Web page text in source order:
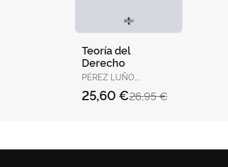
Teoría del
Derecho
PÉREZ LUÑO,
26,95 €
25,60 €